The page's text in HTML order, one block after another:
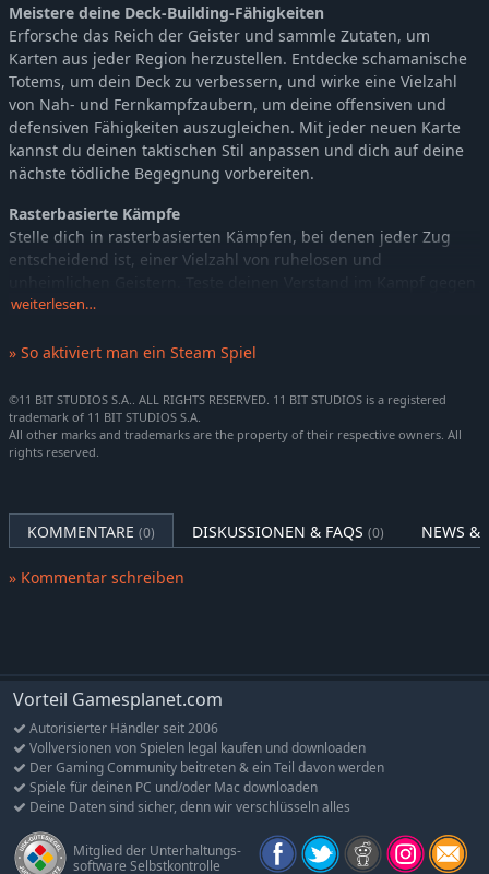
Meistere deine Deck-Building-Fähigkeiten
Erforsche das Reich der Geister und sammle Zutaten, um
Karten aus jeder Region herzustellen. Entdecke schamanische
Totems, um dein Deck zu verbessern, und wirke eine Vielzahl
von Nah- und Fernkampfzaubern, um deine offensiven und
defensiven Fähigkeiten auszugleichen. Mit jeder neuen Karte
kannst du deinen taktischen Stil anpassen und dich auf deine
nächste tödliche Begegnung vorbereiten.
Rasterbasierte Kämpfe
Stelle dich in rasterbasierten Kämpfen, bei denen jeder Zug
entscheidend ist, einer Vielzahl von ruhelosen und
einzigartige Gegnertypen und mächtige Bosse. Werde stärker,
düstere Gebiete wie den Wald der heulenden Schatten oder die
Der Kummer einer Mutter, die Reise eines Geistes
Nimm an der spirituellen Reise einer Mutter durch ihre Trauer
teil, bei der jeder Schritt eine neue Ebene ihrer Geschichte
der vergessenen Überlieferungen, in der die Dunkelheit
Geheimnisse flüstert und dich einlädt, vergrabene
Erinnerungen ans Licht zu bringen.
weiterlesen…
» So aktiviert man ein Steam Spiel
©11 BIT STUDIOS S.A.. ALL RIGHTS RESERVED. 11 BIT STUDIOS is a registered
trademark of 11 BIT STUDIOS S.A.
All other marks and trademarks are the property of their respective owners. All
rights reserved.
KOMMENTARE (0) DISKUSSIONEN & FAQS (0) NEWS &
» Kommentar schreiben
Vorteil Gamesplanet.com
Autorisierter Händler seit 2006
Vollversionen von Spielen legal kaufen und downloaden
Der Gaming Community beitreten & ein Teil davon werden
Spiele für deinen PC und/oder Mac downloaden
Deine Daten sind sicher, denn wir verschlüsseln alles
Mitglied der Unterhaltungs-
software Selbstkontrolle